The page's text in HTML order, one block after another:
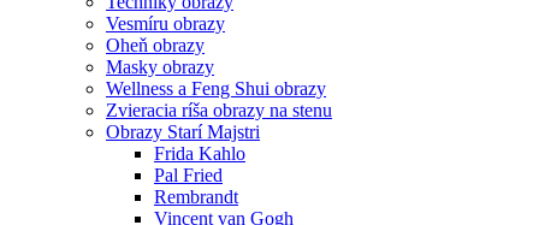
Vesmíru obrazy
Oheň obrazy
Masky obrazy
Wellness a Feng Shui obrazy
Zvieracia ríša obrazy na stenu
Obrazy Starí Majstri
Frida Kahlo
Pal Fried
Rembrandt
Vincent van Gogh